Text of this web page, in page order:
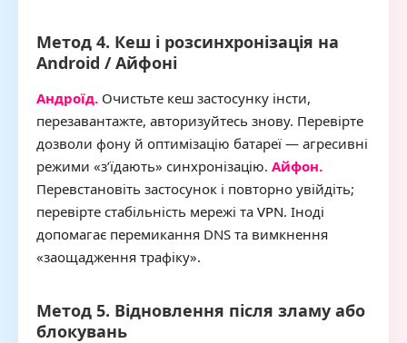
Метод 4. Кеш і розсинхронізація на
Android / Айфоні
Андроїд. Очистьте кеш застосунку інсти,
перезавантажте, авторизуйтесь знову. Перевірте
дозволи фону й оптимізацію батареї — агресивні
режими «з’їдають» синхронізацію. Айфон.
Перевстановіть застосунок і повторно увійдіть;
перевірте стабільність мережі та VPN. Іноді
допомагає перемикання DNS та вимкнення
«заощадження трафіку».
Метод 5. Відновлення після зламу або
блокувань